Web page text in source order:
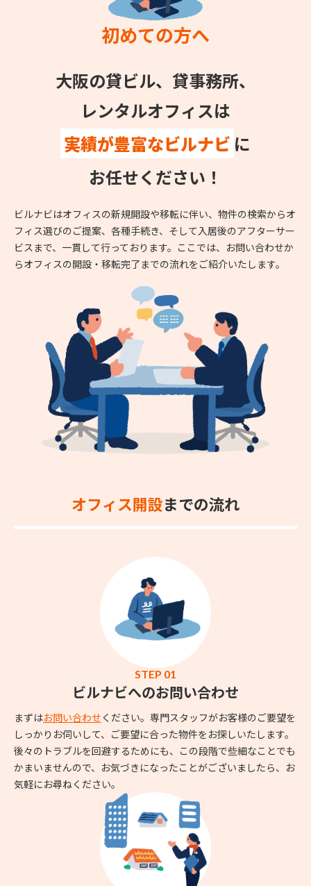
初めての方へ
大阪の貸ビル、貸事務所、
レンタルオフィスは
実績が豊富なビルナビ に
お任せください！
ビルナビはオフィスの新規開設や移転に伴い、物件の検索からオ
フィス選びのご提案、各種手続き、そして入居後のアフターサー
ビスまで、一貫して行っております。ここでは、お問い合わせか
らオフィスの開設・移転完了までの流れをご紹介いたします。
オフィス開設までの流れ
STEP 01
ビルナビへのお問い合わせ
まずはお問い合わせ ください。専門スタッフがお客様のご要望を
しっかりお伺いして、ご要望に合った物件をお探しいたします。
後々のトラブルを回避するためにも、この段階で些細なことでも
かまいませんので、お気づきになったことがございましたら、お
気軽にお尋ねください。